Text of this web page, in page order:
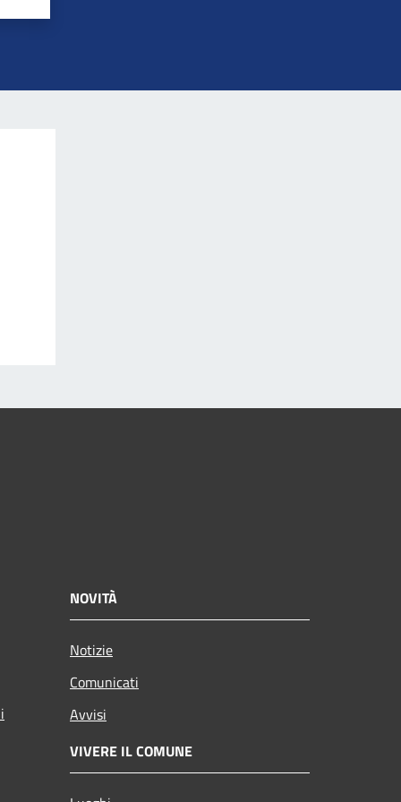
NOVITÀ
Notizie
Comunicati
Avvisi
VIVERE IL COMUNE